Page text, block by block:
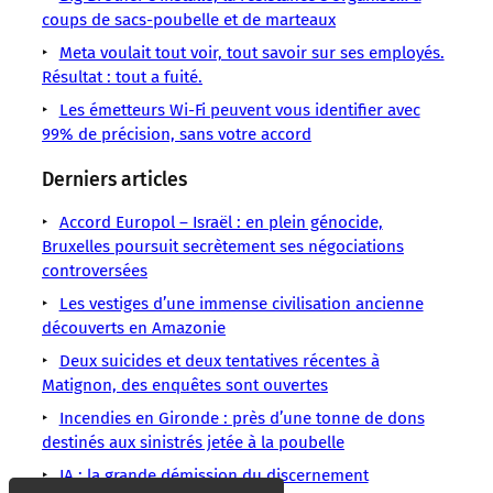
WhatsApp
Des
chercheurs
autrichiens
WhatsApp3,5 milliards
volumineuse
coups de sacs-poubelle et de marteaux
Meta voulait tout voir, tout savoir sur ses employés.
Résultat : tout a fuité.
Les émetteurs Wi-Fi peuvent vous identifier avec
99% de précision, sans votre accord
Derniers articles
Accord Europol – Israël : en plein génocide,
Bruxelles poursuit secrètement ses négociations
controversées
Les vestiges d’une immense civilisation ancienne
découverts en Amazonie
Deux suicides et deux tentatives récentes à
Matignon, des enquêtes sont ouvertes
Incendies en Gironde : près d’une tonne de dons
destinés aux sinistrés jetée à la poubelle
IA : la grande démission du discernement